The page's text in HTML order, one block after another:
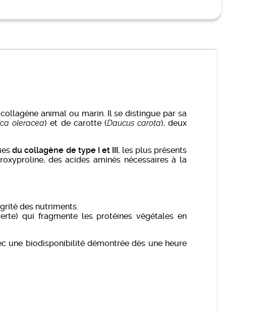
animal ou marin. Il se distingue par sa
oleracea) et de carotte (Daucus carota), deux
du collagène de type I et III , les plus présents
des acides aminés nécessaires à la
des nutriments.
qui fragmente les protéines végétales en
une biodisponibilité démontrée dès une heure